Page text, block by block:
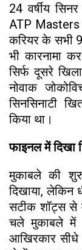
24 वर्षीय
ATP Masters
करियर के सभी
भी कारनामा
सिर्फ दूसरे
नोवाक
सिनसिनाटी
किया था।
फाइनल में दिखा
मुकाबले की
दिखाया, लेकिन
सटीक शॉट्स से
चले मुकाबले में
आखिरकार सीधे